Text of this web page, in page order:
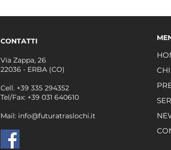
CONTATTI
Via Zappa, 26
22036 - ERBA (CO)
Cell. +39 335 294352
Tel/Fax: +39 031 640610
Mail: info@futuratraslochi.it